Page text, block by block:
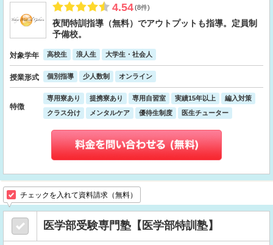
4.54(8件)
夜間特訓指導（無料）でアウトプットも指導。定員制
予備校。
対象学年 高校生 浪人生 大学生・社会人
授業形式 個別指導 少人数制 オンライン
特徴
専用寮あり 提携寮あり 専用自習室 実績15年以上
編入対策
クラス分け
メンタルケア 優待生制度 医生チューター
チェックを入れて資料請求（無料）
医学部受験専門塾【医学部特訓塾】